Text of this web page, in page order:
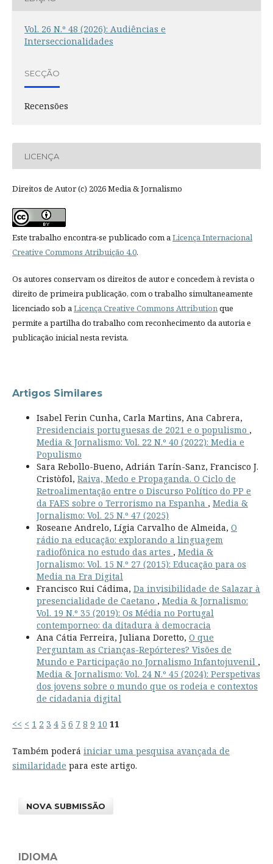
Vol. 26 N.º 48 (2026): Audiências e
Interseccionalidades
SECÇÃO
Recensões
LICENÇA
Direitos de Autor (c) 2026 Media & Jornalismo
Este trabalho encontra-se publicado com aLicença Internacional
Creative Commons Atribuição 4.0.
Os autores conservam os direitos de autor e concedem à revista o
direito de primeira publicação, com o trabalho simultaneamente
licenciado sob aLicença Creative Commons Attributionque
permite a partilha do trabalho com reconhecimento da autoria e
publicação inicial nesta revista.
Artigos Similares
Isabel Ferin Cunha, Carla Martins, Ana Cabrera,
Presidenciais portuguesas de 2021 e o populismo ,
Media & Jornalismo: Vol. 22 N.º 40 (2022): Media e
Populismo
Sara Rebollo-Bueno, Adrián Tarín-Sanz, Francisco J.
Cristòfol, Raiva, Medo e Propaganda. O Ciclo de
Retroalimentação entre o Discurso Político do PP e
da FAES sobre o Terrorismo na Espanha , Media &
Jornalismo: Vol. 25 N.º 47 (2025)
Roseane Andrelo, Lígia Carvalho de Almeida, O
rádio na educação: explorando a linguagem
radiofônica no estudo das artes , Media &
Jornalismo: Vol. 15 N.º 27 (2015): Educação para os
Media na Era Digital
Francisco Rui Cádima, Da invisibilidade de Salazar à
presencialidade de Caetano , Media & Jornalismo:
Vol. 19 N.º 35 (2019): Os Média no Portugal
contemporneo: da ditadura à democracia
Ana Cátia Ferreira, Juliana Doretto, O que
Perguntam as Crianças-Repórteres? Visões de
Mundo e Participação no Jornalismo Infantojuvenil ,
Media & Jornalismo: Vol. 24 N.º 45 (2024): Perspetivas
dos jovens sobre o mundo que os rodeia e contextos
de cidadania digital
<< < 1 2 3 4 5 6 7 8 9 10 11
Também poderá iniciar uma pesquisa avançada de
similaridade para este artigo.
NOVA SUBMISSÃO
IDIOMA